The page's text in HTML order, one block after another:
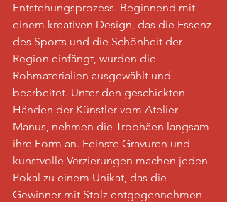
Entstehungsprozess. Beginnend mit
einem kreativen Design, das die Essenz
des Sports und die Schönheit der
Region einfängt, wurden die
Rohmaterialien ausgewählt und
bearbeitet. Unter den geschickten
Händen der Künstler vom Atelier
Manus, nehmen die Trophäen langsam
ihre Form an. Feinste Gravuren und
kunstvolle Verzierungen machen jeden
Pokal zu einem Unikat, das die
Gewinner mit Stolz entgegennehmen